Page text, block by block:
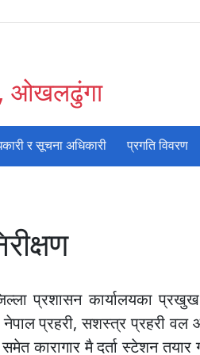
ओखलढुंगा
र सूचना अधिकारी प्रगति विवरण
प्रशासन कार्यालयका
नेपाल प्रहरी, सशस्त्र प्रहरी
कारागार मै दर्ता स्टेशन